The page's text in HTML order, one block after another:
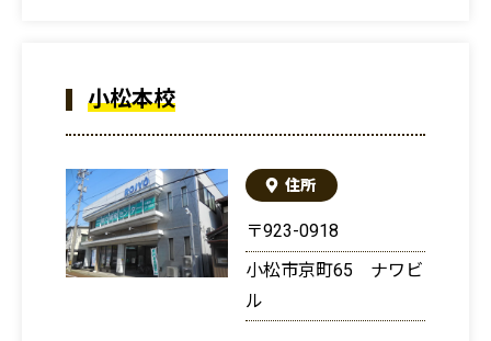
小松本校
住所
〒923-0918
小松市京町65 ナワビ
ル